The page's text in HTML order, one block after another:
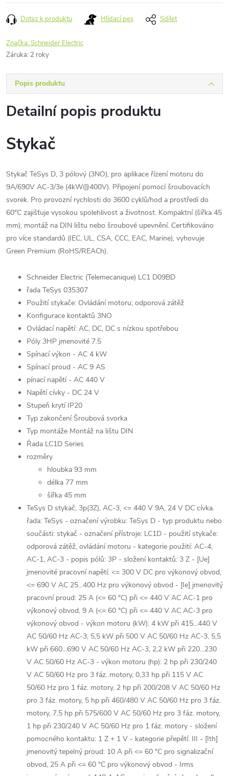
Dotaz k produktu Hlídací pes Sdílet
Značka:Schneider Electric
Záruka: 2 roky
Popis produktu
Detailní popis produktu
Stykač
Stykač TeSys D, 3 pólový (3NO), pro aplikace řízení motoru do
9A/690V AC-3/3e (4kW@400V). Připojení pomocí šroubovacích
svorek. Pro provozní rychlosti do 3600 cyklů/hod a prostředí do
60°C zajišťuje vysokou spolehlivost a životnost. Kompaktní (šířka 45
mm), montáž na DIN lištu nebo šroubové upevnění. Certifikováno
pro více standardů (IEC, UL, CSA, CCC, EAC, Marine), vyhovuje
Green Premium (RoHS/REACh).
Schneider Electric (Telemecanique) LC1 D09BD
řada TeSys 035307
Použití stykače: Ovládání motoru; odporová zátěž
Konfigurace kontaktů 3NO
Ovládací napětí: AC, DC, DC s nízkou spotřebou
Póly 3HP jmenovité 7.5
Spínací výkon - AC 4 kW
Spínací proud - AC 9 AS
pínací napětí - AC 440 V
Napětí cívky - DC 24 V
Stupeň krytí IP20
Typ zakončení Šroubová svorka
Typ montáže Montáž na lištu DIN
Řada LC1D Series
rozměry
hloubka 93 mm
délka 77 mm
šířka 45 mm
TeSys D stykač, 3p(3Z), AC-3, <= 440 V 9A, 24 V DC cívka.
řada: TeSys - označení výrobku: TeSys D - typ produktu nebo
součásti: stykač - označení přístroje: LC1D - použití stykače:
odporová zátěž, ovládání motoru - kategorie použití: AC-4,
AC-1, AC-3 - popis pólů: 3P - složení kontaktů: 3 Z - [Ue]
jmenovité pracovní napětí: <= 300 V DC pro výkonový obvod,
<= 690 V AC 25...400 Hz pro výkonový obvod - [Ie] jmenovitý
pracovní proud: 25 A (<= 60 °C) při <= 440 V AC AC-1 pro
výkonový obvod, 9 A (<= 60 °C) při <= 440 V AC AC-3 pro
výkonový obvod - výkon motoru (kW): 4 kW při 415...440 V
AC 50/60 Hz AC-3, 5,5 kW při 500 V AC 50/60 Hz AC-3, 5,5
kW při 660...690 V AC 50/60 Hz AC-3, 2,2 kW při 220...230
V AC 50/60 Hz AC-3 - výkon motoru (hp): 2 hp při 230/240
V AC 50/60 Hz pro 3 fáz. motory, 0,33 hp při 115 V AC
50/60 Hz pro 1 fáz. motory, 2 hp při 200/208 V AC 50/60 Hz
pro 3 fáz. motory, 5 hp při 460/480 V AC 50/60 Hz pro 3 fáz.
motory, 7,5 hp při 575/600 V AC 50/60 Hz pro 3 fáz. motory,
1 hp při 230/240 V AC 50/60 Hz pro 1 fáz. motory - složení
pomocného kontaktu: 1 Z + 1 V - kategorie přepětí: III - [Ith]
jmenovitý tepelný proud: 10 A při <= 60 °C pro signalizační
obvod, 25 A při <= 60 °C pro výkonový obvod - Irms